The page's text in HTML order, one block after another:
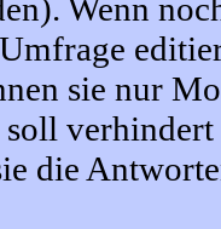
Wenn
sie nur
die